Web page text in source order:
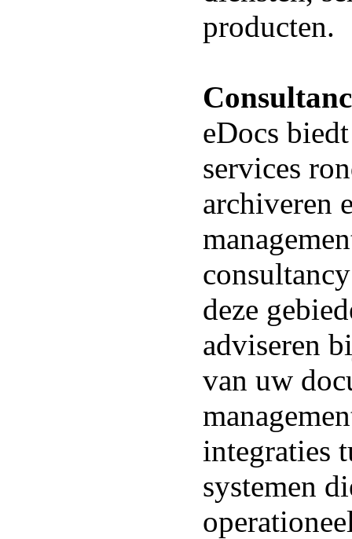
producten.
eDocs
services
archiveren
deze
adviseren
van uw
integraties
systemen